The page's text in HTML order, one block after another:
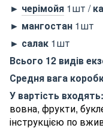
► черімойя 1шт /
► мангостан 1шт
► салак 1шт
Всього 12 видів
Средня вага
У вартість входять:
вовна, фрукти,
інструкцією по